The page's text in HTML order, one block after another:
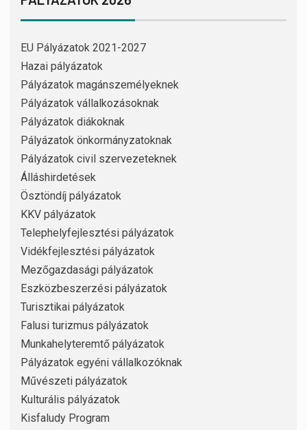
EU Pályázatok 2021-2027
Hazai pályázatok
Pályázatok magánszemélyeknek
Pályázatok vállalkozásoknak
Pályázatok diákoknak
Pályázatok önkormányzatoknak
Pályázatok civil szervezeteknek
Álláshirdetések
Ösztöndíj pályázatok
KKV pályázatok
Telephelyfejlesztési pályázatok
Vidékfejlesztési pályázatok
Mezőgazdasági pályázatok
Eszközbeszerzési pályázatok
Turisztikai pályázatok
Falusi turizmus pályázatok
Munkahelyteremtő pályázatok
Pályázatok egyéni vállalkozóknak
Művészeti pályázatok
Kulturális pályázatok
Kisfaludy Program